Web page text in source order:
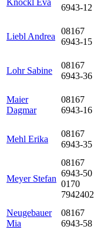
Knöckl Eva
6943-12
Liebl Andrea
08167
6943-15
Lohr Sabine
08167
6943-36
Maier
Dagmar
08167
6943-16
Mehl Erika
08167
6943-35
Meyer Stefan
08167
6943-50
0170
7942402
Neugebauer
Mia
08167
6943-58